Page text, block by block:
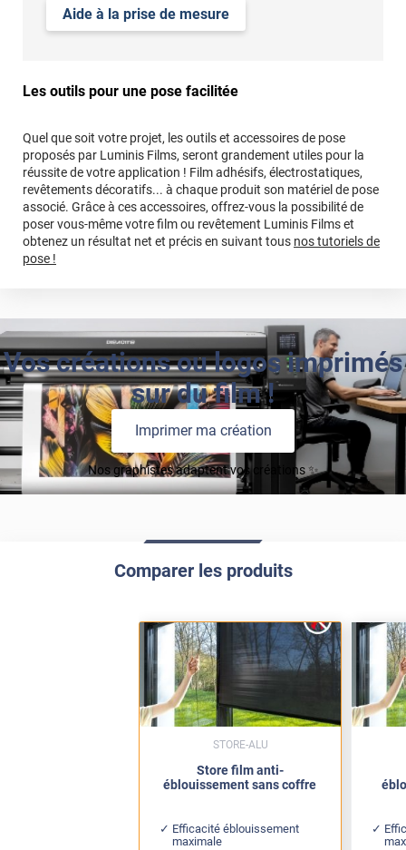
Aide à la prise de mesure
Les outils pour une pose facilitée
Quel que soit votre projet, les outils et accessoires de pose
proposés par Luminis Films, seront grandement utiles pour la
réussite de votre application ! Film adhésifs, électrostatiques,
revêtements décoratifs... à chaque produit son matériel de pose
associé. Grâce à ces accessoires, offrez-vous la possibilité de
poser vous-même votre film ou revêtement Luminis Films et
obtenez un résultat net et précis en suivant tous nos tutoriels de
pose !
Vos créations ou logos imprimés
sur du film !
Imprimer ma création
Nos graphistes adaptent vos créations ✨
Comparer les produits
Store film anti-
éblouissement sans coffre
Efficacité éblouissement
maximale
STORE-ALU